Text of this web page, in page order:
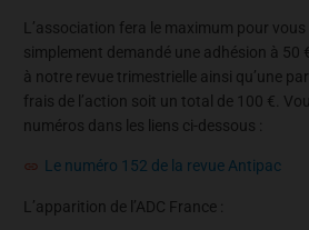
L’association fera le maximum pour vous
simplement demandé une adhésion à 50
à notre revue trimestrielle ainsi qu’une
frais de l’action soit un total de 100 €.
numéros dans les liens ci-dessous :
Le numéro 152 de la revue Antipac
L’apparition de l’ADC France :